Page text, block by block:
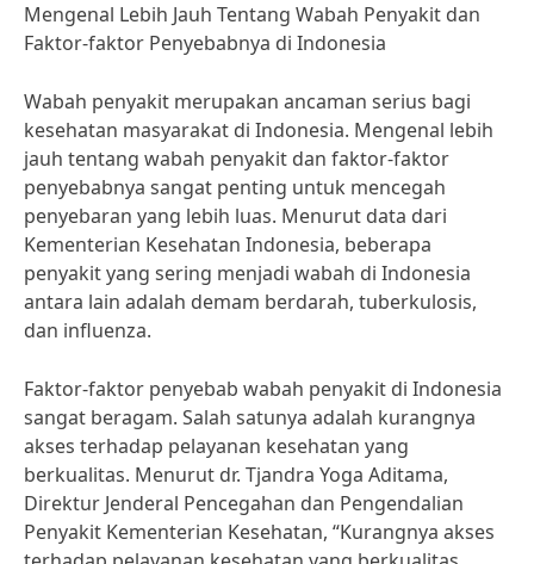
Mengenal Lebih Jauh Tentang Wabah Penyakit dan
Faktor-faktor Penyebabnya di Indonesia
Wabah penyakit merupakan ancaman serius bagi
kesehatan masyarakat di Indonesia. Mengenal lebih
jauh tentang wabah penyakit dan faktor-faktor
penyebabnya sangat penting untuk mencegah
penyebaran yang lebih luas. Menurut data dari
Kementerian Kesehatan Indonesia, beberapa
penyakit yang sering menjadi wabah di Indonesia
antara lain adalah demam berdarah, tuberkulosis,
dan influenza.
Faktor-faktor penyebab wabah penyakit di Indonesia
sangat beragam. Salah satunya adalah kurangnya
akses terhadap pelayanan kesehatan yang
berkualitas. Menurut dr. Tjandra Yoga Aditama,
Direktur Jenderal Pencegahan dan Pengendalian
Penyakit Kementerian Kesehatan, “Kurangnya akses